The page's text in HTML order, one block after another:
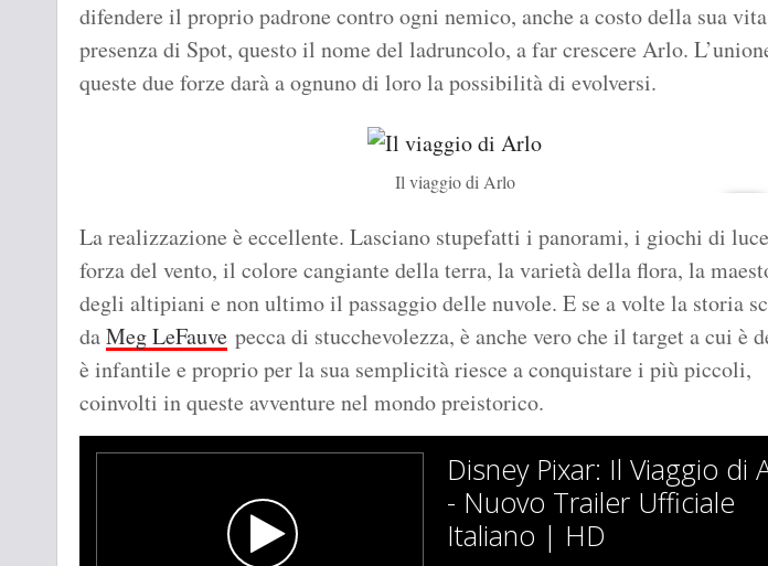
difendere il proprio padrone contro ogni nemico, anche a costo della sua
presenza di Spot, questo il nome del ladruncolo, a far crescere Arlo.
queste due forze darà a ognuno di loro la possibilità di evolversi.
Il viaggio di Arlo
La realizzazione è eccellente. Lasciano stupefatti i panorami, i giochi di
forza del vento, il colore cangiante della terra, la varietà della flora, la
degli altipiani e non ultimo il passaggio delle nuvole. E se a volte la storia
daMeg LeFauve pecca di stucchevolezza, è anche vero che il target a cui è
è infantile e proprio per la sua semplicità riesce a conquistare i più piccoli,
coinvolti in queste avventure nel mondo preistorico.
Disney Pixar: Il Viaggio di
- Nuovo Trailer Ufficiale
Italiano | HD